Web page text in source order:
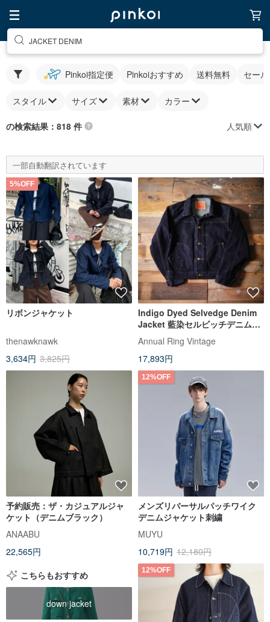
JACKET DENIM
Pinkoi指定便 Pinkoiおすすめ 送料無料 セー
スタイル サイズ 素材 カラー
の検索結果：818 件 人気順
一部自動翻訳されています
5%OFF
リボンジャケット
thenawknawk
3,634円 3,825円
Indigo Dyed Selvedge Denim
Jacket 藍染セルビッチデニムジ
ャケット
Annual Ring Vintage
17,893円
予約販売：ザ・カジュアルジャ
ケット（デニムブラック）
ANAABU
22,565円
12%OFF
メンズリバーサルパッチワイク
デニムジャケット刺繍
MUYU
10,719円 12,180円
こちらもおすすめ
down jacket
12%OFF